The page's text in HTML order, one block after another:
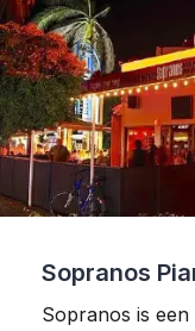
Sopranos
Sopranos is